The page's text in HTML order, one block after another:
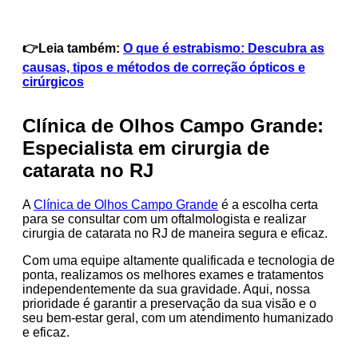
👉Leia também: O que é estrabismo: Descubra as
causas, tipos e métodos de correção ópticos e
cirúrgicos
Clínica de Olhos Campo Grande:
Especialista em cirurgia de
catarata no RJ
AClínica de Olhos Campo Grande é a escolha certa
para se consultar com um oftalmologista e realizar
cirurgia de catarata no RJ de maneira segura e eficaz.
Com uma equipe altamente qualificada e tecnologia de
ponta, realizamos os melhores exames e tratamentos
independentemente da sua gravidade. Aqui, nossa
prioridade é garantir a preservação da sua visão e o
seu bem-estar geral, com um atendimento humanizado
e eficaz.